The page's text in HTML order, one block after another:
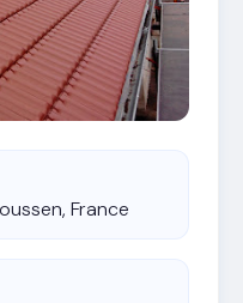
France